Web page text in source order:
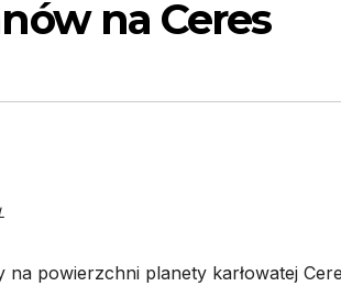
na Ceres
powierzchni planety karłowatej